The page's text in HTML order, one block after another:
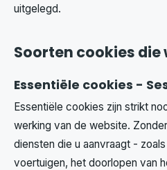
uitgelegd.
Soorten cookies die
Essentiële cookies -
Essentiële cookies zijn strikt
werking van de website.
diensten die u aanvraagt -
voertuigen, het doorlopen van